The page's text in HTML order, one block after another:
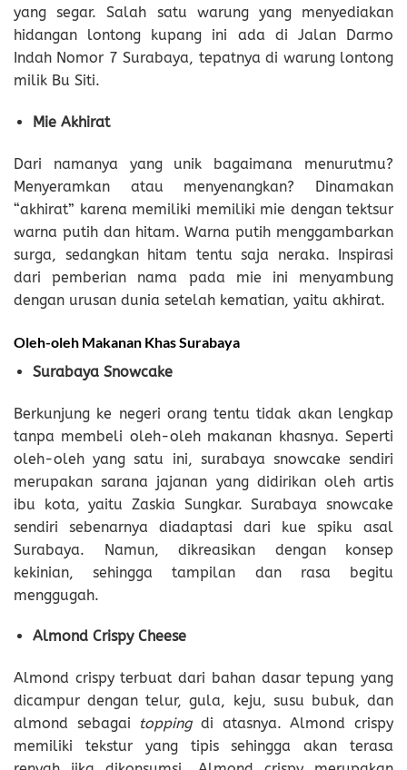
yang segar. Salah satu warung yang menyediakan
hidangan lontong kupang ini ada di Jalan Darmo
Indah Nomor 7 Surabaya, tepatnya di warung lontong
milik Bu Siti.
Mie Akhirat
Dari namanya yang unik bagaimana menurutmu?
Menyeramkan atau menyenangkan? Dinamakan
“akhirat” karena memiliki memiliki mie dengan tektsur
warna putih dan hitam. Warna putih menggambarkan
surga, sedangkan hitam tentu saja neraka. Inspirasi
dari pemberian nama pada mie ini menyambung
dengan urusan dunia setelah kematian, yaitu akhirat.
Oleh-oleh Makanan Khas Surabaya
Surabaya Snowcake
Berkunjung ke negeri orang tentu tidak akan lengkap
tanpa membeli oleh-oleh makanan khasnya. Seperti
oleh-oleh yang satu ini, surabaya snowcake sendiri
merupakan sarana jajanan yang didirikan oleh artis
ibu kota, yaitu Zaskia Sungkar. Surabaya snowcake
sendiri sebenarnya diadaptasi dari kue spiku asal
Surabaya. Namun, dikreasikan dengan konsep
kekinian, sehingga tampilan dan rasa begitu
menggugah.
Almond Crispy Cheese
Almond crispy terbuat dari bahan dasar tepung yang
dicampur dengan telur, gula, keju, susu bubuk, dan
almond sebagai toppingdi atasnya. Almond crispy
memiliki tekstur yang tipis sehingga akan terasa